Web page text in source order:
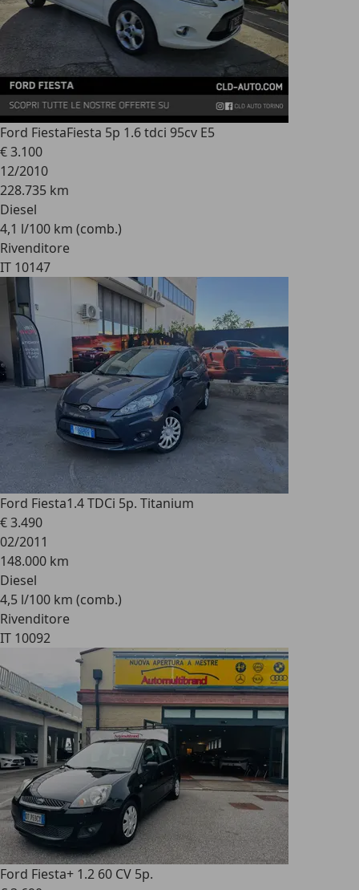
Ford FiestaFiesta 5p 1.6 tdci 95cv E5
€ 3.100
12/2010
228.735 km
Diesel
4,1 l/100 km (comb.)
Rivenditore
IT 10147
Ford Fiesta1.4 TDCi 5p. Titanium
€ 3.490
02/2011
148.000 km
Diesel
4,5 l/100 km (comb.)
Rivenditore
IT 10092
Ford Fiesta+ 1.2 60 CV 5p.